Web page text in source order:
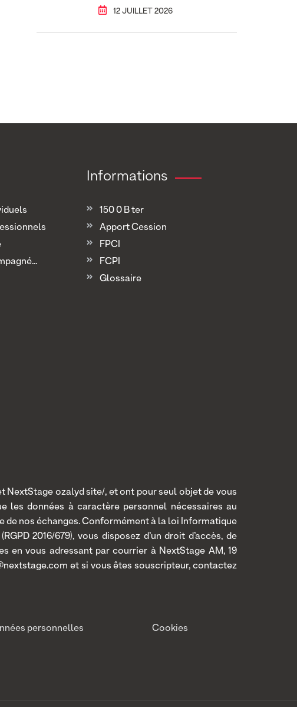
12 JUILLET 2026
Informations
150 0 B ter
Apport Cession
FPCI
FCPI
Glossaire
ozalyd site/, et ont pour seul objet de vous
les données à caractère personnel nécessaires au
de nos échanges. Conformément à la loi Informatique
2016/679), vous disposez d’un droit d’accès, de
en vous adressant par courrier à NextStage AM, 19
et si vous êtes souscripteur, contactez
personnelles Cookies